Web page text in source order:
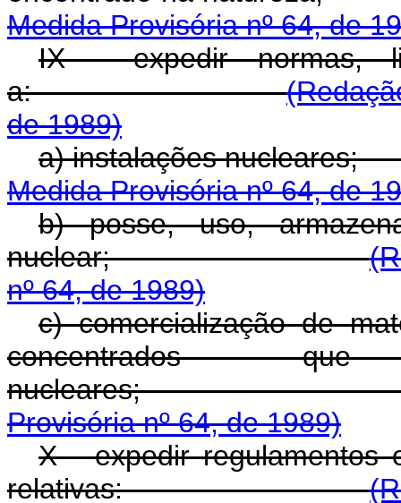
Medida Provisória nº 64, de
IX - expedir normas,
a:
de 1989)
a) instalações
Medida Provisória nº 64, de
b) posse, uso,
nuclear;
nº 64, de 1989)
c) comercialização de
concentrados
Provisória nº 64, de 1989)
X - expedir regulamentos
relativas: